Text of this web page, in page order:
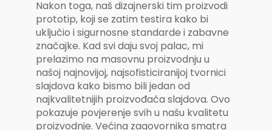
Nakon toga, naš dizajnerski tim proizvodi
prototip, koji se zatim testira kako bi
uključio i sigurnosne standarde i zabavne
značajke. Kad svi daju svoj palac, mi
prelazimo na masovnu proizvodnju u
našoj najnovijoj, najsofisticiranijoj tvornici
slajdova kako bismo bili jedan od
najkvalitetnijih proizvođača slajdova. Ovo
pokazuje povjerenje svih u našu kvalitetu
proizvodnje. Većina zagovornika smatra